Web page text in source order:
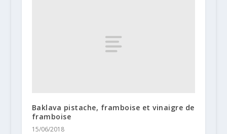
Baklava pistache, framboise et vinaigre de
framboise
15/06/2018